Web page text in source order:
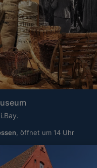
, öffnet um 14 Uhr